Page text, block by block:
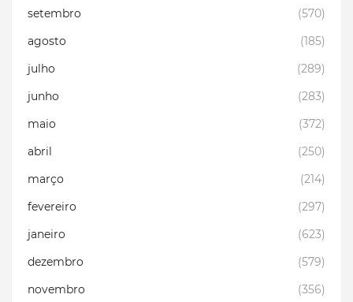
setembro
(570)
agosto
(185)
julho
(289)
junho
(283)
maio
(372)
abril
(250)
março
(214)
fevereiro
(297)
janeiro
(623)
dezembro
(579)
novembro
(356)